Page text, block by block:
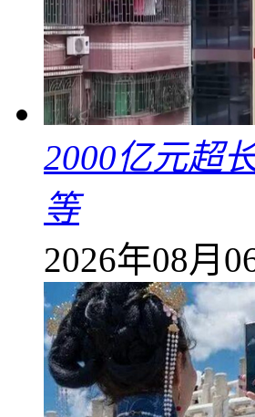
2000亿元超
等
2026年08月